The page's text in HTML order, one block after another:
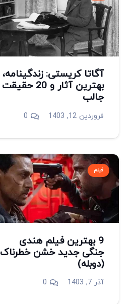
آگاتا کریستی: زندگینامه،
بهترین آثار و 20 حقیقت
جالب
فروردین 12, 1403 0
فیلم
9 بهترین فیلم هندی
جنگی جدید خشن خطرناک
(دوبله)
آذر 7, 1403 0